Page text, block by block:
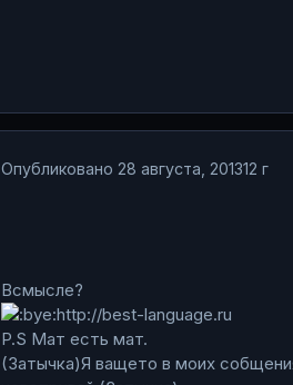
Опубликовано 28 августа, 201312 г
Всмысле?
http://best-language.ru
P.S Мат есть мат.
(Затычка)Я ващето в моих